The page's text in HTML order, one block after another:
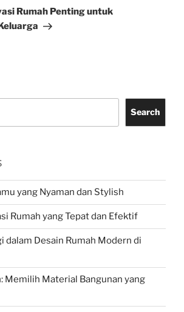
Rumah Penting untuk
Search
yang Nyaman dan Stylish
Rumah yang Tepat dan Efektif
dalam Desain Rumah Modern di
Memilih Material Bangunan yang